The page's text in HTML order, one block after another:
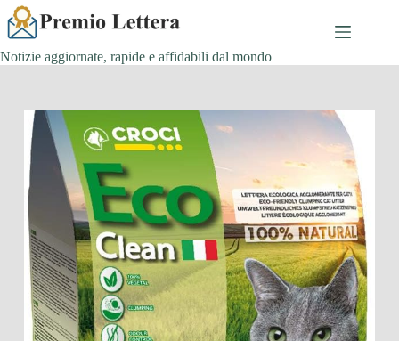
Salta
al
contenuto
Notizie aggiornate, rapide e affidabili dal mondo